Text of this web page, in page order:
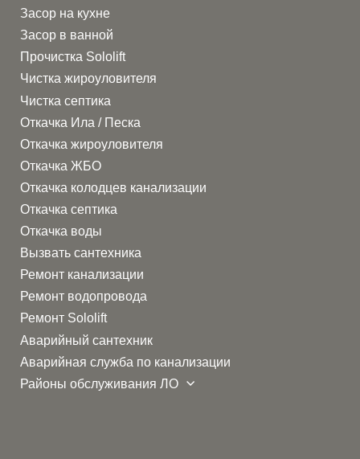
Засор на кухне
Засор в ванной
Прочистка Sololift
Чистка жироуловителя
Чистка септика
Откачка Ила / Песка
Откачка жироуловителя
Откачка ЖБО
Откачка колодцев канализации
Откачка септика
Откачка воды
Вызвать сантехника
Ремонт канализации
Ремонт водопровода
Ремонт Sololift
Аварийный сантехник
Аварийная служба по канализации
Районы обслуживания ЛО